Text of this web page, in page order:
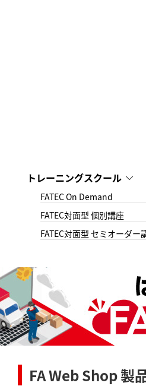
トレーニングスクール
FATEC On Demand
FATEC対面型 個別講座
FATEC対面型 セミオーダー
FA Web Shop 製